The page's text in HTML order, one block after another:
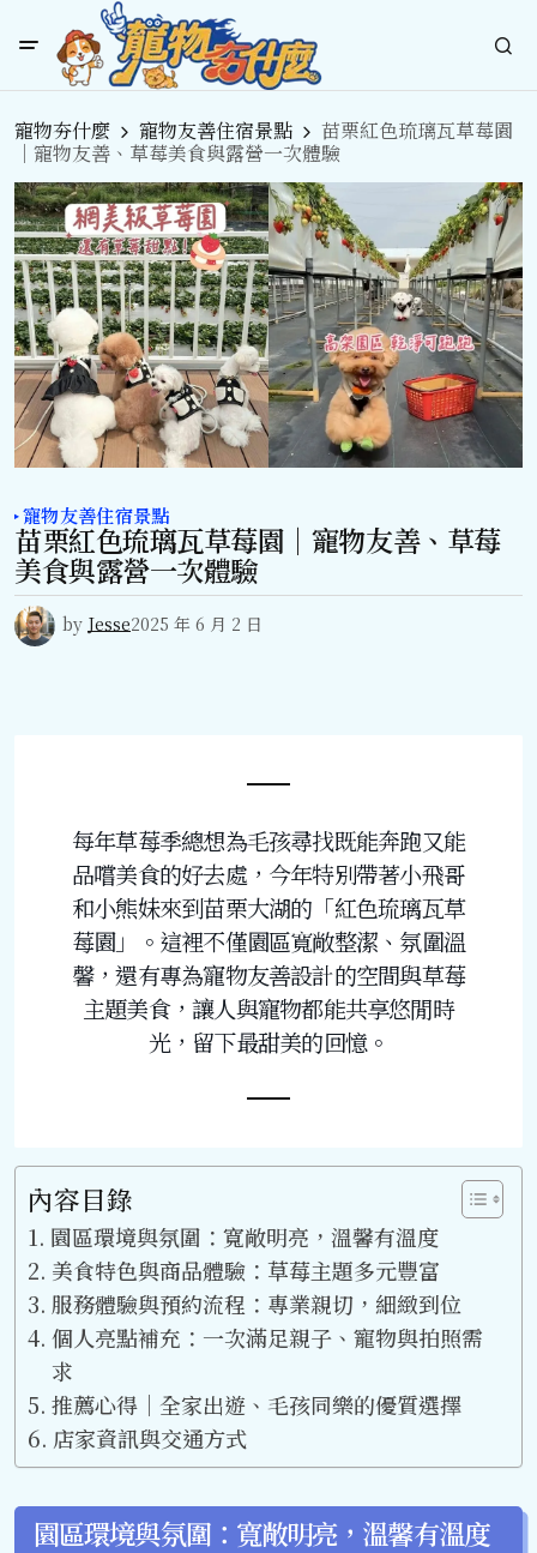
寵物夯什麼 寵物友善住宿景點
苗栗紅色琉璃瓦草莓園
｜寵物友善、草莓美食與露營一次體驗
寵物友善住宿景點
苗栗紅色琉璃瓦草莓園｜寵物友善、草莓
美食與露營一次體驗
by Jesse2025 年 6 月 2 日
每年草莓季總想為毛孩尋找既能奔跑又能
品嚐美食的好去處，今年特別帶著小飛哥
和小熊妹來到苗栗大湖的「紅色琉璃瓦草
莓園」。這裡不僅園區寬敞整潔、氛圍溫
馨，還有專為寵物友善設計的空間與草莓
主題美食，讓人與寵物都能共享悠閒時
光，留下最甜美的回憶。
內容目錄
園區環境與氛圍：寬敞明亮，溫馨有溫度
美食特色與商品體驗：草莓主題多元豐富
服務體驗與預約流程：專業親切，細緻到位
個人亮點補充：一次滿足親子、寵物與拍照需
求
推薦心得｜全家出遊、毛孩同樂的優質選擇
店家資訊與交通方式
園區環境與氛圍：寬敞明亮，溫馨有溫度